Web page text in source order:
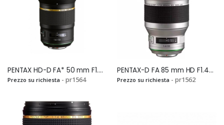
PENTAX HD-D FA* 50 mm F1.4 SDM AW BLACKSi
Prezzo su richiesta - pr1564
PENTAX-D FA 85 mm HD F1.4ED SDM AW Silver EditionSi
Prezzo su richiesta - pr1562